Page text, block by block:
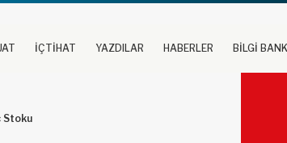
İÇTİHAT YAZDILAR HABERLER BİLGİ
Stoku